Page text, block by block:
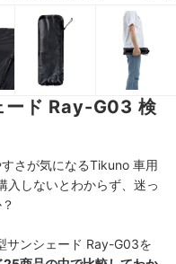
ード Ray-G03 検
さが気になるTikuno 車用
しないとわからず、迷っ
サンシェード Ray-G03を